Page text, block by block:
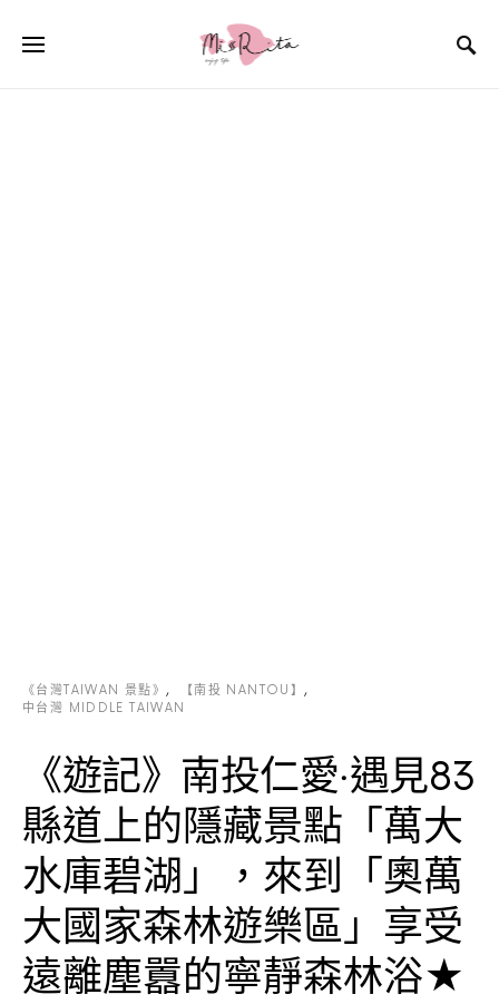
《台灣TAIWAN 景點》
【南投 NANTOU】
中台灣 MIDDLE TAIWAN
《遊記》南投仁愛‧遇見83
縣道上的隱藏景點「萬大
水庫碧湖」，來到「奧萬
大國家森林遊樂區」享受
遠離塵囂的寧靜森林浴★